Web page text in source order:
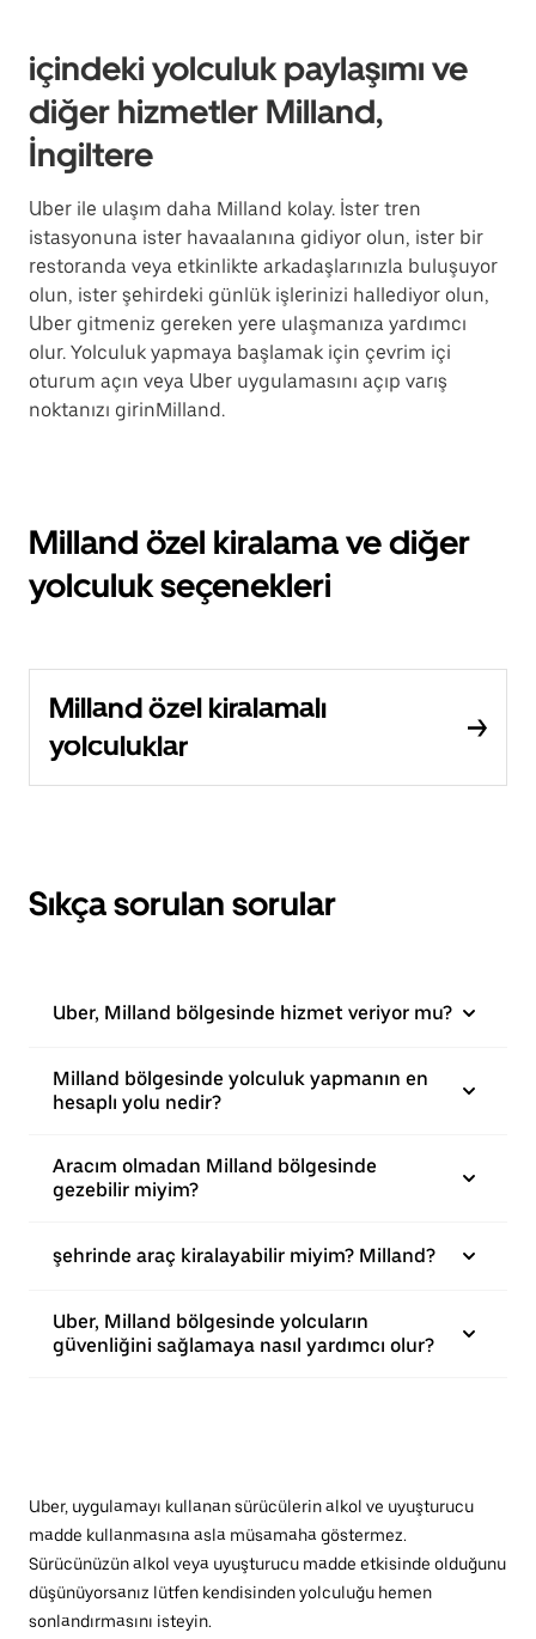
içindeki yolculuk paylaşımı ve
diğer hizmetler Milland,
İngiltere
Uber ile ulaşım daha Milland kolay. İster tren
istasyonuna ister havaalanına gidiyor olun, ister bir
restoranda veya etkinlikte arkadaşlarınızla buluşuyor
olun, ister şehirdeki günlük işlerinizi hallediyor olun,
Uber gitmeniz gereken yere ulaşmanıza yardımcı
olur. Yolculuk yapmaya başlamak için çevrim içi
oturum açın veya Uber uygulamasını açıp varış
noktanızı girinMilland.
Milland özel kiralama ve diğer
yolculuk seçenekleri
Milland özel kiralamalı
yolculuklar
Sıkça sorulan sorular
Uber, Milland bölgesinde hizmet veriyor mu?
Milland bölgesinde yolculuk yapmanın en
hesaplı yolu nedir?
Aracım olmadan Milland bölgesinde
gezebilir miyim?
şehrinde araç kiralayabilir miyim? Milland?
Uber, Milland bölgesinde yolcuların
güvenliğini sağlamaya nasıl yardımcı olur?
Uber, uygulamayı kullanan sürücülerin alkol ve uyuşturucu
madde kullanmasına asla müsamaha göstermez.
Sürücünüzün alkol veya uyuşturucu madde etkisinde olduğunu
düşünüyorsanız lütfen kendisinden yolculuğu hemen
sonlandırmasını isteyin.